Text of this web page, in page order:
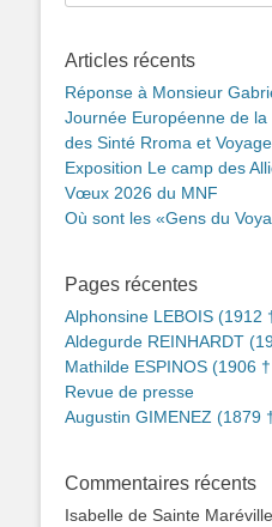
Articles récents
Réponse à Monsieur
Journée Européenne de
des Sinté Rroma et
Exposition Le camp des
Vœux 2026 du MNF
Où sont les «Gens du
Pages récentes
Alphonsine LEBOIS (1912
Aldegurde REINHARDT
Mathilde ESPINOS (1906
Revue de presse
Augustin GIMENEZ (1879
Commentaires récents
Isabelle de Sainte Maréville